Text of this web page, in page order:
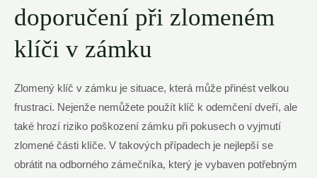
doporučení při zlomeném
klíči v zámku
Zlomený klíč v zámku je situace, která může přinést velkou
frustraci. Nejenže nemůžete použít klíč k odemčení dveří, ale
také hrozí riziko poškození zámku při pokusech o vyjmutí
zlomené části klíče. V takových případech je nejlepší se
obrátit na odborného zámečníka, který je vybaven potřebným